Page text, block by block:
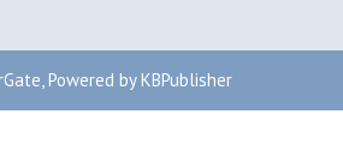
,Powered by KBPublisher